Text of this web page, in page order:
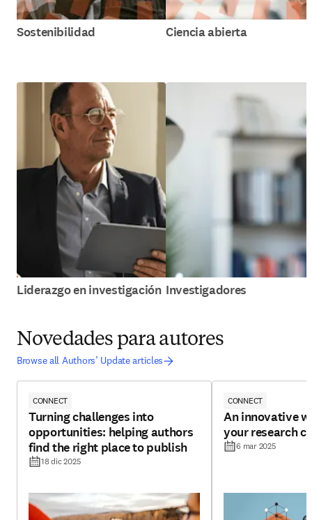
Sostenibilidad Ciencia abierta
Liderazgo en investigación Investigadores
Novedades para autores
Browse all Authors’ Update articles
CONNECT
Turning challenges into
opportunities: helping authors
find the right place to publish
18 dic 2025
CONNECT
An innovative
your research
6 mar 2025